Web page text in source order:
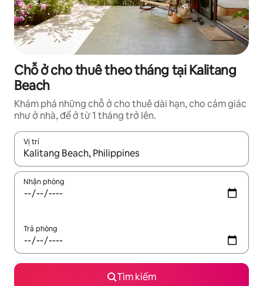
Chỗ ở cho thuê theo tháng tại Kalitang
Beach
Khám phá những chỗ ở cho thuê dài hạn, cho cảm giác
như ở nhà, để ở từ 1 tháng trở lên.
Vị trí
Khi có kết quả, hãy điều hướng bằng phím mũi tên lên và
Nhận phòng
Trả phòng
Tìm kiếm